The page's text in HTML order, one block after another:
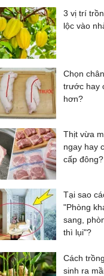
3 vị trí
lộc vào
Chọn
trước hay
hơn?
Thịt vừa
ngay hay
cấp đông?
Tại sao
"Phòng
sang,
thì lụi"?
Cách
sinh ra